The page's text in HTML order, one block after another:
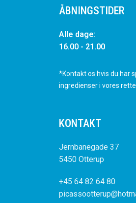
ÅBNINGSTIDER
Alle dage:
16.00 - 21.00
*Kontakt os hvis du har
ingredienser i vores
KONTAKT
Jernbanegade 37
5450 Otterup
+45 64 82 64 80